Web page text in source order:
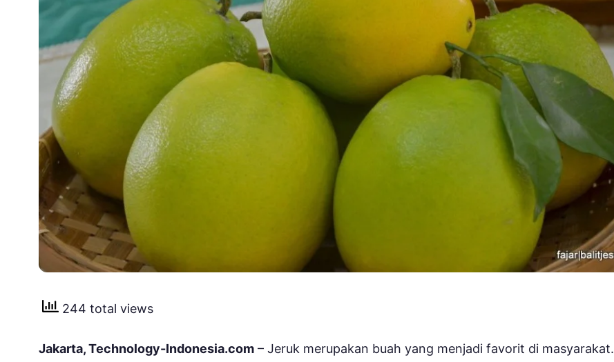
244 total views
Jakarta, Technology-Indonesia.com – Jeruk merupakan buah yang menjadi favorit di masyarakat.